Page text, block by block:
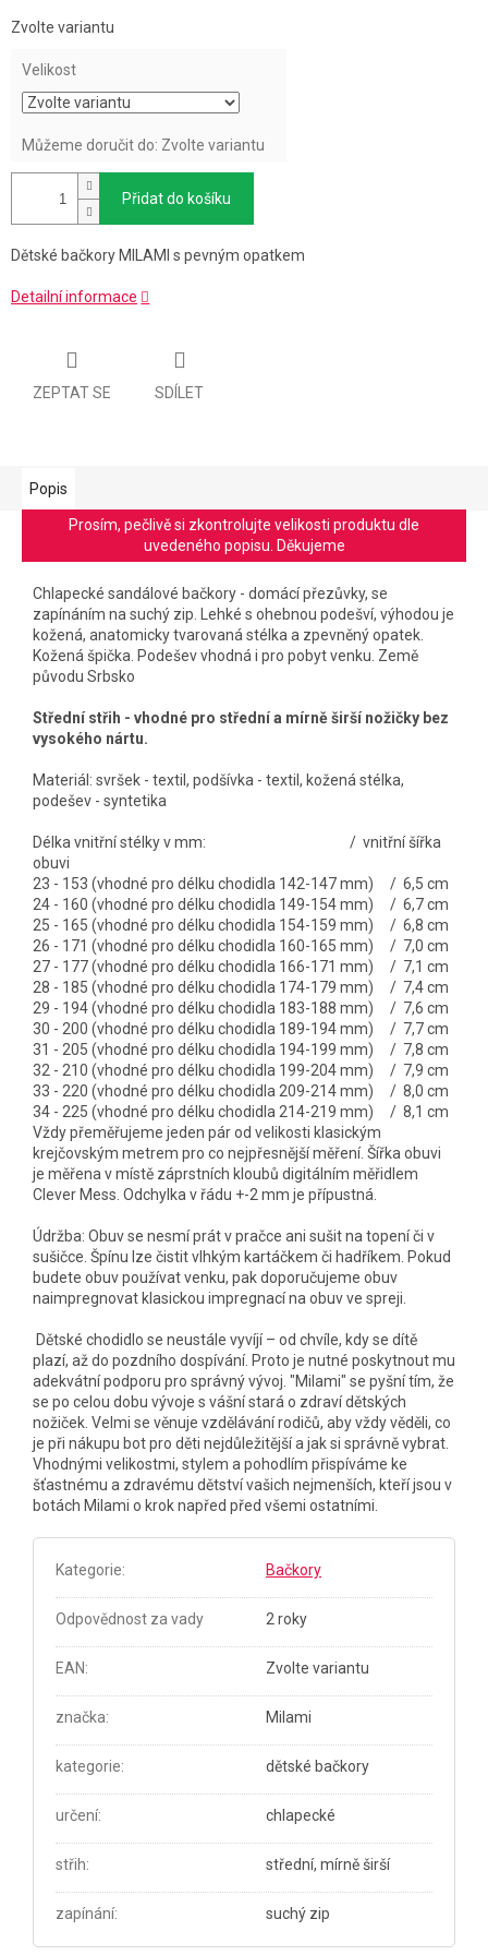
cena:
Zvolte variantu
Velikost
Můžeme doručit do: Zvolte variantu
Přidat do košíku
Dětské bačkory MILAMI s pevným opatkem
Detailní informace
ZEPTAT SE SDÍLET
Popis
Prosím, pečlivě si zkontrolujte velikosti produktu dle
uvedeného popisu. Děkujeme
Chlapecké sandálové bačkory - domácí přezůvky, se
zapínáním na suchý zip. Lehké s ohebnou podešví, výhodou je
kožená, anatomicky tvarovaná stélka a zpevněný opatek.
Kožená špička. Podešev vhodná i pro pobyt venku. Země
původu Srbsko
Střední střih - vhodné pro střední a mírně širší nožičky bez
vysokého nártu.
Materiál: svršek - textil, podšívka - textil, kožená stélka,
podešev - syntetika
Délka vnitřní stélky v mm: / vnitřní šířka
obuvi
23 - 153 (vhodné pro délku chodidla 142-147 mm) / 6,5 cm
24 - 160 (vhodné pro délku chodidla 149-154 mm) / 6,7 cm
25 - 165 (vhodné pro délku chodidla 154-159 mm) / 6,8 cm
26 - 171 (vhodné pro délku chodidla 160-165 mm) / 7,0 cm
27 - 177 (vhodné pro délku chodidla 166-171 mm) / 7,1 cm
28 - 185 (vhodné pro délku chodidla 174-179 mm) / 7,4 cm
29 - 194 (vhodné pro délku chodidla 183-188 mm) / 7,6 cm
30 - 200 (vhodné pro délku chodidla 189-194 mm) / 7,7 cm
31 - 205 (vhodné pro délku chodidla 194-199 mm) / 7,8 cm
32 - 210 (vhodné pro délku chodidla 199-204 mm) / 7,9 cm
33 - 220 (vhodné pro délku chodidla 209-214 mm) / 8,0 cm
34 - 225 (vhodné pro délku chodidla 214-219 mm) / 8,1 cm
Vždy přeměřujeme jeden pár od velikosti klasickým
krejčovským metrem pro co nejpřesnější měření. Šířka obuvi
je měřena v místě záprstních kloubů digitálním měřidlem
Clever Mess. Odchylka v řádu +-2 mm je přípustná.
Údržba: Obuv se nesmí prát v pračce ani sušit na topení či v
sušičce. Špínu lze čistit vlhkým kartáčkem či hadříkem. Pokud
budete obuv používat venku, pak doporučujeme obuv
naimpregnovat klasickou impregnací na obuv ve spreji.
Dětské chodidlo se neustále vyvíjí – od chvíle, kdy se dítě
plazí, až do pozdního dospívání. Proto je nutné poskytnout mu
adekvátní podporu pro správný vývoj. "Milami" se pyšní tím, že
se po celou dobu vývoje s vášní stará o zdraví dětských
nožiček. Velmi se věnuje vzdělávání rodičů, aby vždy věděli, co
je při nákupu bot pro děti nejdůležitější a jak si správně vybrat.
Vhodnými velikostmi, stylem a pohodlím přispíváme ke
šťastnému a zdravému dětství vašich nejmenších, kteří jsou v
botách Milami o krok napřed před všemi ostatními.
Kategorie: Bačkory
Odpovědnost za vady 2 roky
EAN: Zvolte variantu
značka: Milami
kategorie: dětské bačkory
určení: chlapecké
střih: střední, mírně širší
zapínání: suchý zip